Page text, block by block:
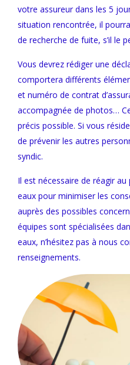
votre assureur dans les 5
situation rencontrée, il
de recherche de fuite, s’il le
Vous devrez rédiger une
comportera différents
et numéro de contrat
accompagnée de photos…
précis possible. Si vous
de prévenir les autres
syndic.
Il est nécessaire de réagir au
eaux pour minimiser les
auprès des possibles
équipes sont spécialisées
eaux, n’hésitez pas à nous
renseignements.